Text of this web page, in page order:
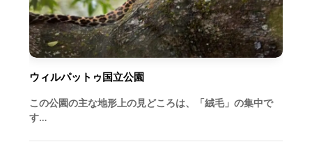
ウィルパットゥ国立公園
この公園の主な地形上の見どころは、「絨毛」の集中で
す…